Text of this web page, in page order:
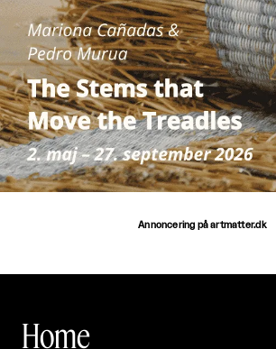
Annoncering på artmatter.dk
Home